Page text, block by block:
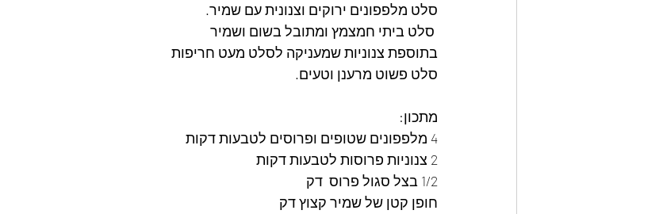
סלט מלפפונים ירוקים וצנונית עם שמיר.
בתוספת צנוניות שמעניקה לסלט מעט חריפות
סלט פשוט מרענן וטעים.
מתכון:
4 מלפפונים שטופים ופרוסים לטבעות דקות
2 צנוניות פרוסות לטבעות דקות
1/2 בצל סגול פרוס  דק
חופן קטן של שמיר קצוץ דק